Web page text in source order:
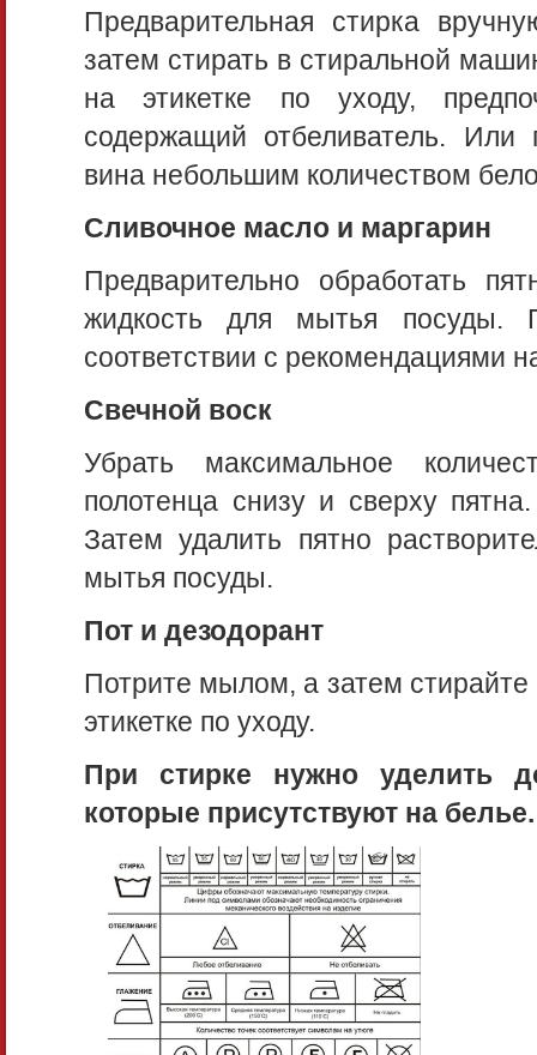
Предварительная стирка
затем стирать в стиральной
на этикетке по уходу,
содержащий отбеливатель. Или
вина небольшим количеством
Cливочное масло и маргарин
Предварительно обработать
жидкость для мытья посуды.
соответствии с рекомендациями
Свечной воск
Убрать максимальное
полотенца снизу и сверху
Затем удалить пятно
мытья посуды.
Пот и дезодорант
Потрите мылом, а затем
этикетке по уходу.
При стирке нужно уделить
которые присутствуют на белье.